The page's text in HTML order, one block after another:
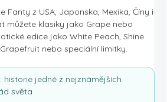
Fanty z USA, Japonska, Mexika, Číny i
můžete klasiky jako Grape nebo
edice jako White Peach, Shine
nebo speciální limitky.
historie jedné z nejznámějších
světa